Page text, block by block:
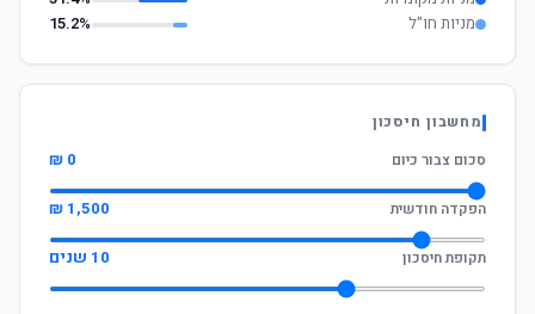
מניות חו"ל
15.2%
מחשבון חיסכון
סכום צבור כיום
0 ₪
הפקדה חודשית 1,500 ₪
תקופת חיסכון 10 שנים